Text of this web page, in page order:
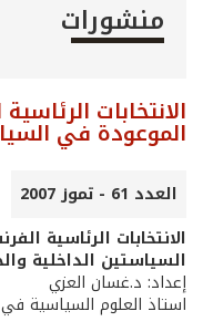
منشورات
الانتخابات
الموعودة في
العدد 61 - تموز 2007
الانتخابات الرئاسية
السياستين الداخلية
إعداد: د.غسان العزي
استاذ العلوم السياسية في